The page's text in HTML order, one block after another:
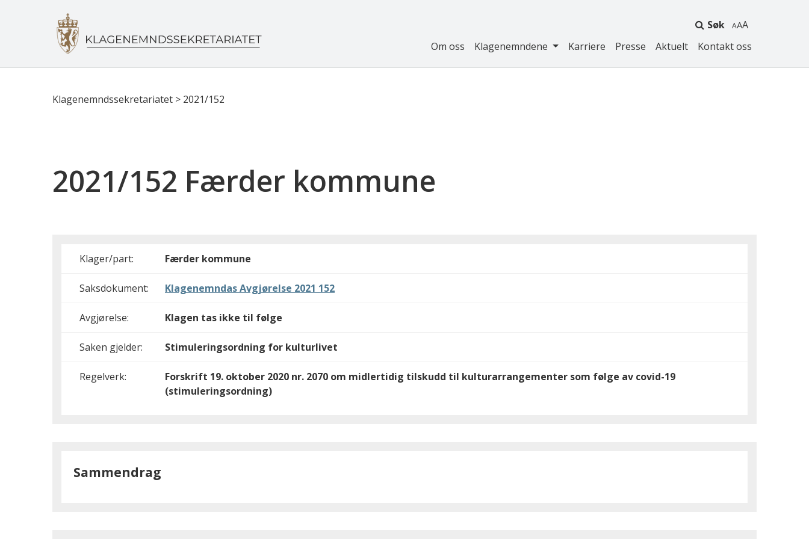
Søk A
Om oss Klagenemndene Karriere Presse Aktuelt Kontakt oss
Klagenemndssekretariatet > 2021/152
2021/152 Færder kommune
Klager/part: Færder kommune
Saksdokument: Klagenemndas Avgjørelse 2021 152
Avgjørelse: Klagen tas ikke til følge
Saken gjelder: Stimuleringsordning for kulturlivet
Regelverk:
Forskrift 19. oktober 2020 nr. 2070 om midlertidig tilskudd til kulturarrangementer som følge av covid-19
(stimuleringsordning)
Sammendrag